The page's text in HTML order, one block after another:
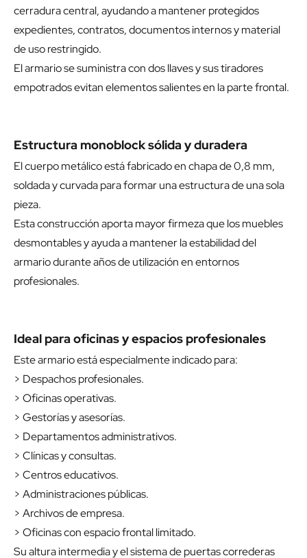
cerradura central, ayudando a mantener protegidos
expedientes, contratos, documentos internos y material
de uso restringido.
El armario se suministra con dos llaves y sus tiradores
empotrados evitan elementos salientes en la parte frontal.
Estructura monoblock sólida y duradera
El cuerpo metálico está fabricado en chapa de 0,8 mm,
soldada y curvada para formar una estructura de una sola
pieza.
Esta construcción aporta mayor firmeza que los muebles
desmontables y ayuda a mantener la estabilidad del
armario durante años de utilización en entornos
profesionales.
Ideal para oficinas y espacios profesionales
Este armario está especialmente indicado para:
> Despachos profesionales.
> Oficinas operativas.
> Gestorías y asesorías.
> Departamentos administrativos.
> Clínicas y consultas.
> Centros educativos.
> Administraciones públicas.
> Archivos de empresa.
> Oficinas con espacio frontal limitado.
Su altura intermedia y el sistema de puertas correderas